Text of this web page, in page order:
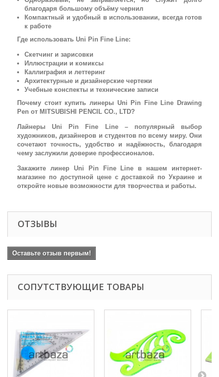
благодаря большому объёму чернил
Компактный и удобный в использовании, всегда готов
к работе
Где использовать Uni Pin Fine Line:
Скетчинг и зарисовки
Иллюстрации и комиксы
Каллиграфия и леттеринг
Архитектурные и дизайнерские чертежи
Учебные конспекты и технические записи
Почему стоит купить линеры Uni Pin Fine Line Drawing
Pen от MITSUBISHI PENCIL CO., LTD?
Лайнеры Uni Pin Fine Line – популярный выбор
художников, дизайнеров и студентов по всему миру. Они
сочетают точность, удобство и надёжность, благодаря
чему заслужили доверие профессионалов.
Закажите линер Uni Pin Fine Line в нашем интернет-
магазине по доступной цене с доставкой по Украине и
откройте новые возможности для творчества и работы.
ОТЗЫВЫ
Оставьте отзыв первым!
СОПУТСТВУЮЩИЕ ТОВАРЫ